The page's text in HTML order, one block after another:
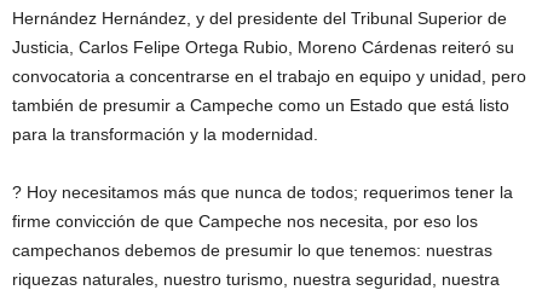
Hernández Hernández, y del presidente del Tribunal Superior de
Justicia, Carlos Felipe Ortega Rubio, Moreno Cárdenas reiteró su
convocatoria a concentrarse en el trabajo en equipo y unidad, pero
también de presumir a Campeche como un Estado que está listo
para la transformación y la modernidad.
? Hoy necesitamos más que nunca de todos; requerimos tener la
firme convicción de que Campeche nos necesita, por eso los
campechanos debemos de presumir lo que tenemos: nuestras
riquezas naturales, nuestro turismo, nuestra seguridad, nuestra